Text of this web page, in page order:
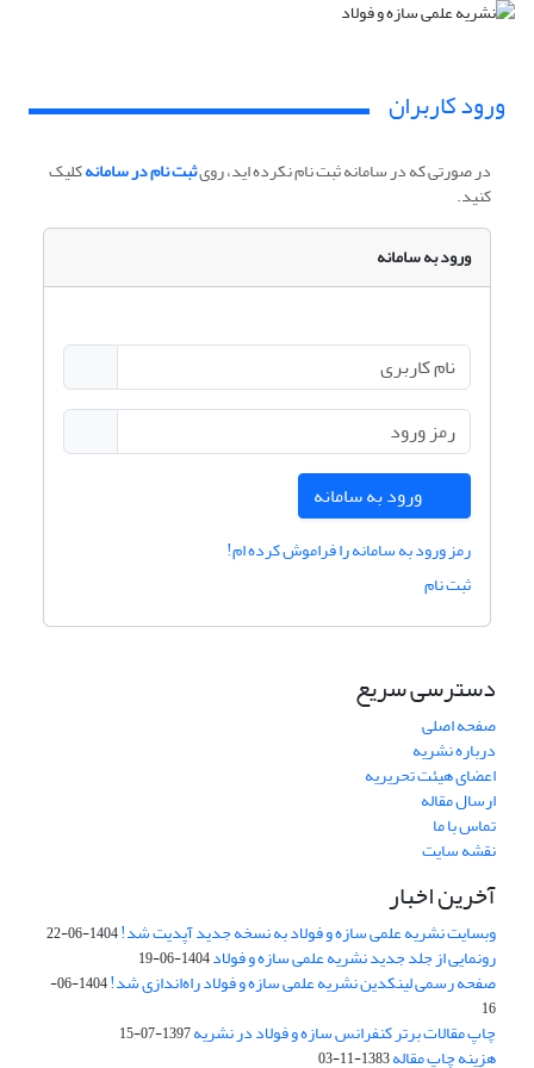
ورود کاربران
در صورتی که در سامانه ثبت نام نکرده اید، رویثبت نام در سامانهکلیک
کنید.
ورود به سامانه
ورود به سامانه
رمز ورود به سامانه را فراموش کرده ام!
ثبت نام
دسترسی سریع
صفحه اصلی
درباره نشریه
اعضای هیئت تحریریه
ارسال مقاله
تماس با ما
نقشه سایت
آخرین اخبار
وبسایت نشریه علمی سازه و فولاد به نسخه جدید آپدیت شد!1404-06-22
رونمایی از جلد جدید نشریه علمی سازه و فولاد1404-06-19
صفحه رسمی لینکدین نشریه علمی سازه و فولاد راه‌اندازی شد!
1404-06-
16
چاپ مقالات برتر کنفرانس سازه و فولاد در نشریه1397-07-15
هزینه چاپ مقاله1383-11-03